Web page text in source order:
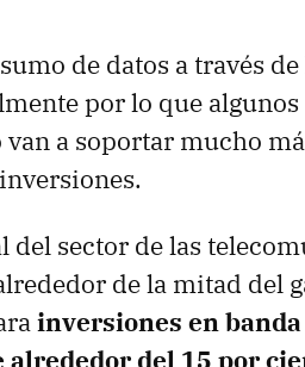
de datos a través
por lo que
van a soportar mucho
del sector de las
de la mitad del
inversiones en
alrededor del 15 por